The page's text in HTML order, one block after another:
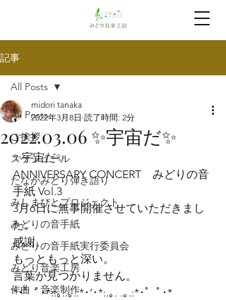
記事
All Posts
ご挨拶
スケジュール
たなかみどり弾き語り
みしまびとプロジェクト
みどりの音手紙
みどりの音手紙実行委員会
みどり音楽工房
作曲・音楽制作
All Posts
2022.03.06 ✨宇宙だ✨
midori tanaka
2022年3月8日 読了時間: 2分
✨宇宙だ✨
ANNIVERSARY CONCERT　みどりの音
手紙 Vol.3
3月6日に無事開催させていただきまし
た。
感謝。
もっともっと深い。
言葉が見つかりません。
*･゜ﾟ･*:.｡..｡.:*･’･*:.｡. .｡.:*･゜ﾟ･*